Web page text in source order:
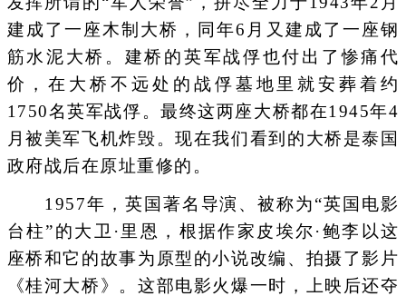
建成了一座木制大桥，同年6月又建成了一座钢
筋水泥大桥。建桥的英军战俘也付出了惨痛代
价，在大桥不远处的战俘墓地里就安葬着约
1750名英军战俘。最终这两座大桥都在1945年4
月被美军飞机炸毁。现在我们看到的大桥是泰国
政府战后在原址重修的。
1957年，英国著名导演、被称为“英国电影
台柱”的大卫·里恩，根据作家皮埃尔·鲍李以这
座桥和它的故事为原型的小说改编、拍摄了影片
《桂河大桥》。这部电影火爆一时，上映后还夺